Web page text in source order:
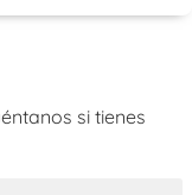
si tienes